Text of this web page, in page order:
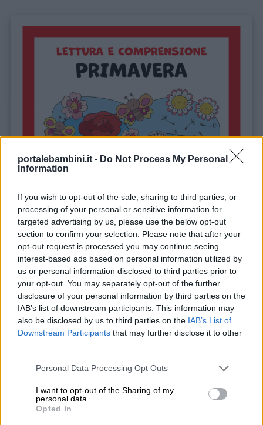
portalebambini.it - Do Not Process My Personal
Information
If you wish to opt-out of the sale, sharing to third parties, or
processing of your personal or sensitive information for
targeted advertising by us, please use the below opt-out
section to confirm your selection. Please note that after your
opt-out request is processed you may continue seeing
interest-based ads based on personal information utilized by
us or personal information disclosed to third parties prior to
your opt-out. You may separately opt-out of the further
disclosure of your personal information by third parties on the
IAB’s list of downstream participants. This information may
also be disclosed by us to third parties on the IAB’s List of
Downstream Participants that may further disclose it to other
Personal Data Processing Opt Outs
I want to opt-out of the Sharing of my
personal data.
Opted In
Lettura e comprensione. Primavera
Scopri di più